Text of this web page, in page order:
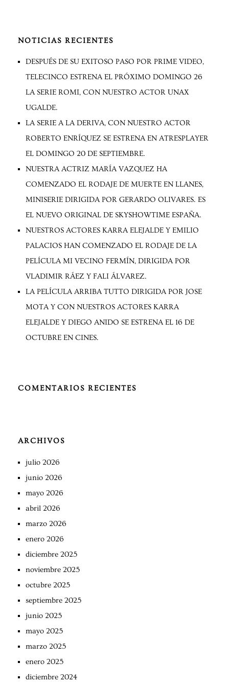
NOTICIAS RECIENTES
DESPUÉS DE SU EXITOSO PASO POR PRIME VIDEO,
TELECINCO ESTRENA EL PRÓXIMO DOMINGO 26
LA SERIE ROMI, CON NUESTRO ACTOR UNAX
UGALDE.
LA SERIE A LA DERIVA, CON NUESTRO ACTOR
ROBERTO ENRÍQUEZ SE ESTRENA EN ATRESPLAYER
EL DOMINGO 20 DE SEPTIEMBRE.
NUESTRA ACTRIZ MARÍA VAZQUEZ HA
COMENZADO EL RODAJE DE MUERTE EN LLANES,
MINISERIE DIRIGIDA POR GERARDO OLIVARES. ES
EL NUEVO ORIGINAL DE SKYSHOWTIME ESPAÑA.
NUESTROS ACTORES KARRA ELEJALDE Y EMILIO
PALACIOS HAN COMENZADO EL RODAJE DE LA
PELÍCULA MI VECINO FERMÍN, DIRIGIDA POR
VLADIMIR RÁEZ Y FALI ÁLVAREZ.
LA PELÍCULA ARRIBA TUTTO DIRIGIDA POR JOSE
MOTA Y CON NUESTROS ACTORES KARRA
ELEJALDE Y DIEGO ANIDO SE ESTRENA EL 16 DE
OCTUBRE EN CINES.
COMENTARIOS RECIENTES
ARCHIVOS
julio 2026
junio 2026
mayo 2026
abril 2026
marzo 2026
enero 2026
diciembre 2025
noviembre 2025
octubre 2025
septiembre 2025
junio 2025
mayo 2025
marzo 2025
enero 2025
diciembre 2024